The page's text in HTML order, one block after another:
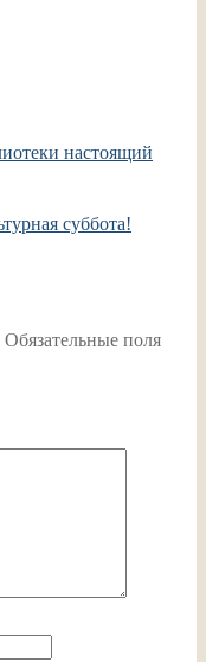
настоящий
суббота!
Обязательные поля